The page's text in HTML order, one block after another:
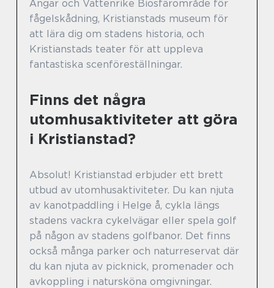
Ängar och Vattenrike Biosfärområde för
fågelskådning, Kristianstads museum för
att lära dig om stadens historia, och
Kristianstads teater för att uppleva
fantastiska scenföreställningar.
Finns det några
utomhusaktiviteter att göra
i Kristianstad?
Absolut! Kristianstad erbjuder ett brett
utbud av utomhusaktiviteter. Du kan njuta
av kanotpaddling i Helge å, cykla längs
stadens vackra cykelvägar eller spela golf
på någon av stadens golfbanor. Det finns
också många parker och naturreservat där
du kan njuta av picknick, promenader och
avkoppling i natursköna omgivningar.